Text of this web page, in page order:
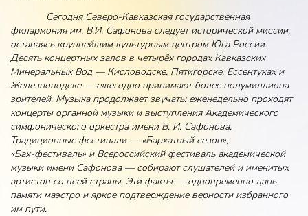
Сегодня Северо‑Кавказская государственная
филармония им. В.И. Сафонова следует исторической миссии,
оставаясь крупнейшим культурным центром Юга России.
Десять концертных залов в четырёх городах Кавказских
Минеральных Вод — Кисловодске, Пятигорске, Ессентуках и
Железноводске — ежегодно принимают более полумиллиона
зрителей. Музыка продолжает звучать: еженедельно проходят
концерты органной музыки и выступления Академического
симфонического оркестра имени В. И. Сафонова.
Традиционные фестивали — «Бархатный сезон»,
«Бах‑фестиваль» и Всероссийский фестиваль академической
музыки имени Сафонова — собирают слушателей и именитых
артистов со всей страны. Эти факты — одновременно дань
памяти маэстро и яркое подтверждение верности избранного
им пути.